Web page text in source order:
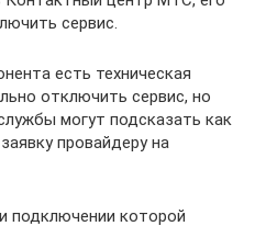
сервис.
есть техническая
отключить сервис, но
могут подсказать как
провайдеру на
подключении которой